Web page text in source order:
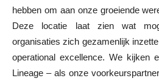
hebben om aan onze groeiende
Deze locatie laat zien wat
organisaties zich gezamenlijk
operational excellence. We kijken
Lineage – als onze